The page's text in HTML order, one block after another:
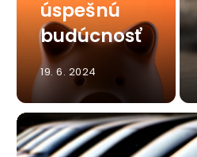
úspešnú
budúcnosť
19. 6. 2024